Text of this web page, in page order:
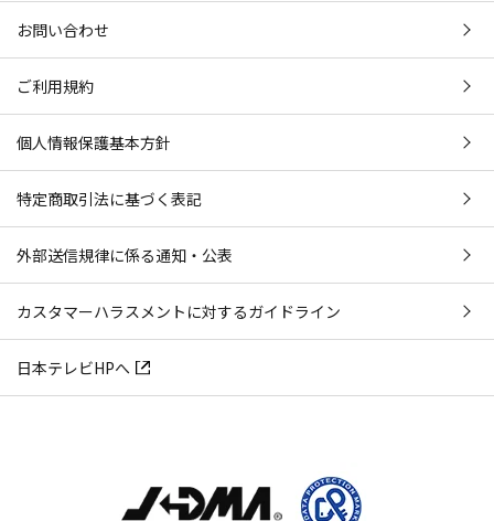
お問い合わせ
ご利用規約
個人情報保護基本方針
特定商取引法に基づく表記
外部送信規律に係る通知・公表
カスタマーハラスメントに対するガイドライン
日本テレビHPへ